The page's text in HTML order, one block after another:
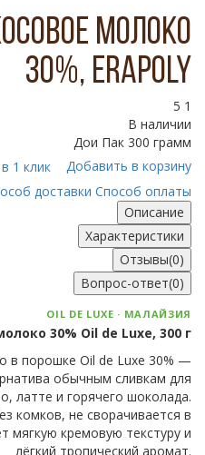
молоко
30%, ERAPOLY
5 1
В наличии
Дои Пак 300 грамм
1 клик
Добавить в корзину
доставки Способ оплаты
Описание
Характеристики
Отзывы(0)
Вопрос-ответ(0)
OIL DE LUXE · МАЛАЙЗИЯ
30% Oil de Luxe, 300 г
в порошке Oil de Luxe 30% —
обычным сливкам для
латте и горячего шоколада.
комков, не сворачивается в
мягкую кремовую текстуру и
лёгкий тропический аромат.